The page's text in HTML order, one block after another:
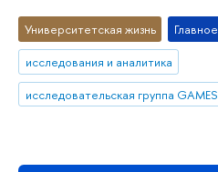
Университетская жизнь Главное
исследования и аналитика
исследовательская группа GAMES